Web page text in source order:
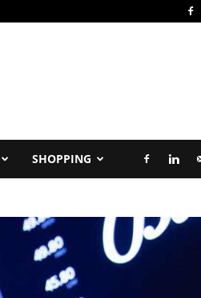
SHOPPING